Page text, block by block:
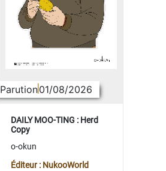
Parution01/08/2026
DAILY MOO-TING : Herd
Copy
o-okun
Éditeur : NukooWorld